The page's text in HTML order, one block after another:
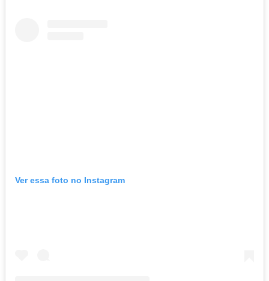
Ver essa foto no Instagram